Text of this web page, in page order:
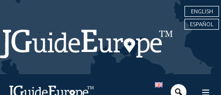
ENGLISH
ESPAÑOL